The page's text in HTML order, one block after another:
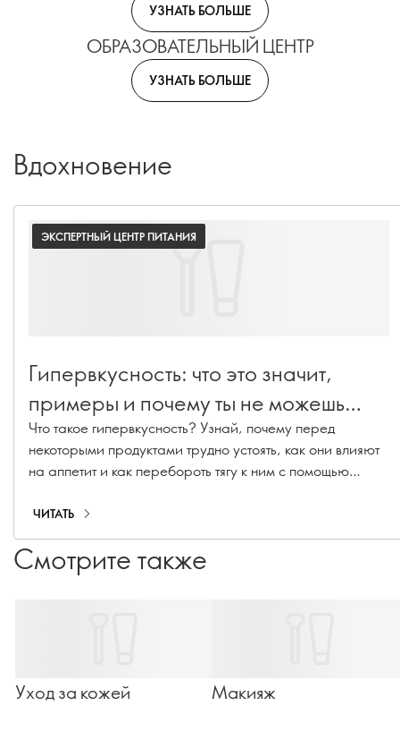
УЗНАТЬ БОЛЬШЕ
ОБРАЗОВАТЕЛЬНЫЙ ЦЕНТР
УЗНАТЬ БОЛЬШЕ
Вдохновение
ЭКСПЕРТНЫЙ ЦЕНТР ПИТАНИЯ
Гипервкусность: что это значит,
примеры и почему ты не можешь
перестать есть
Что такое гипервкусность? Узнай, почему перед
некоторыми продуктами трудно устоять, как они влияют
на аппетит и как перебороть тягу к ним с помощью
ЧИТАТЬ
Смотрите также
Уход за кожей Макияж